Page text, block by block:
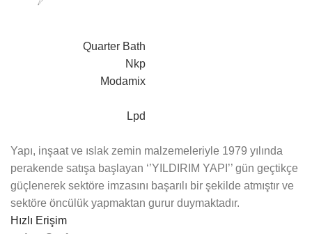
Quarter Bath
Nkp
Modamix
Lpd
Yapı, inşaat ve ıslak zemin malzemeleriyle 1979 yılında
perakende satışa başlayan ‘’YILDIRIM YAPI’’ gün geçtikçe
güçlenerek sektöre imzasını başarılı bir şekilde atmıştır ve
sektöre öncülük yapmaktan gurur duymaktadır.
Hızlı Erişim